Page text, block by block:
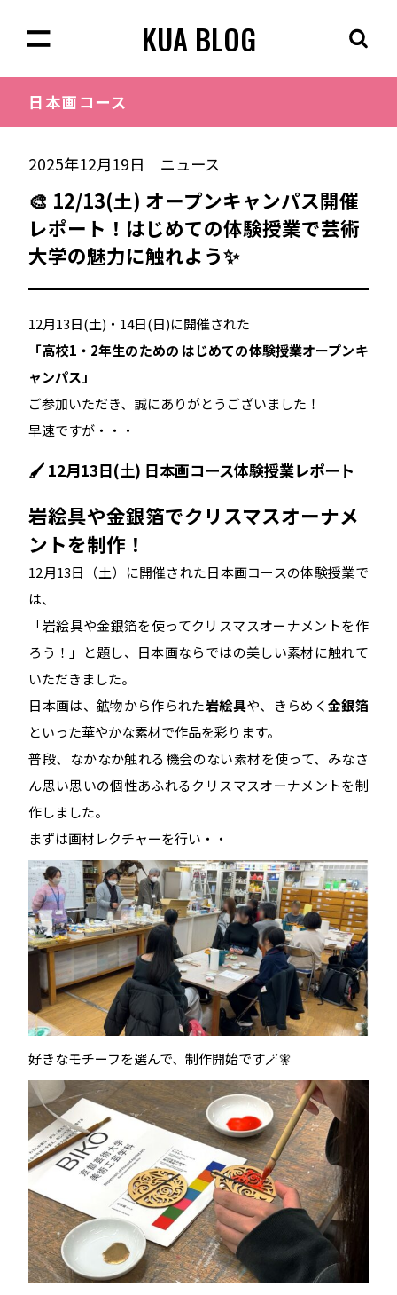
KUA BLOG
日本画 コース
2025年12月19日 ニュース
🎨 12/13(土) オープンキャンパス開催
レポート！はじめての体験授業で芸術
大学の魅力に触れよう✨
12月13日(土)・14日(日)に開催された
「高校1・2年生のための はじめての体験授業オープンキ
ャンパス」
ご参加いただき、誠にありがとうございました！
早速ですが・・・
🖌️ 12月13日(土) 日本画コース体験授業レポート
岩絵具や金銀箔でクリスマスオーナメ
ントを制作！
12月13日（土）に開催された日本画コースの体験授業で
は、
「岩絵具や金銀箔を使ってクリスマスオーナメントを作
ろう！」と題し、日本画ならではの美しい素材に触れて
いただきました。
日本画は、鉱物から作られた岩絵具や、きらめく金銀箔
といった華やかな素材で作品を彩ります。
普段、なかなか触れる機会のない素材を使って、みなさ
ん思い思いの個性あふれるクリスマスオーナメントを制
作しました。
まずは画材レクチャーを行い・・
好きなモチーフを選んで、制作開始です🪄🧚